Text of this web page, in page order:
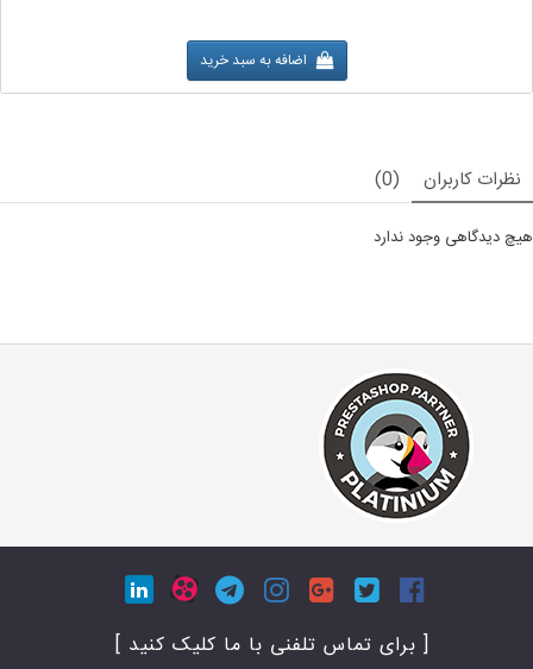
اضافه به سبد خرید
نظرات کاربران (0)
هیچ دیدگاهی وجود ندارد
[ برای تماس تلفنی با ما کلیک کنید ]